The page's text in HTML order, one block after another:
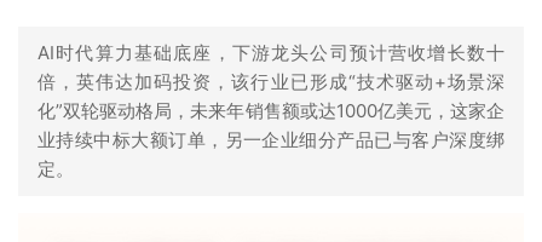
AI时代算力基础底座，下游龙头公司预计营收增长数十
倍，英伟达加码投资，该行业已形成“技术驱动+场景深
化”双轮驱动格局，未来年销售额或达1000亿美元，这家企
业持续中标大额订单，另一企业细分产品已与客户深度绑
定。